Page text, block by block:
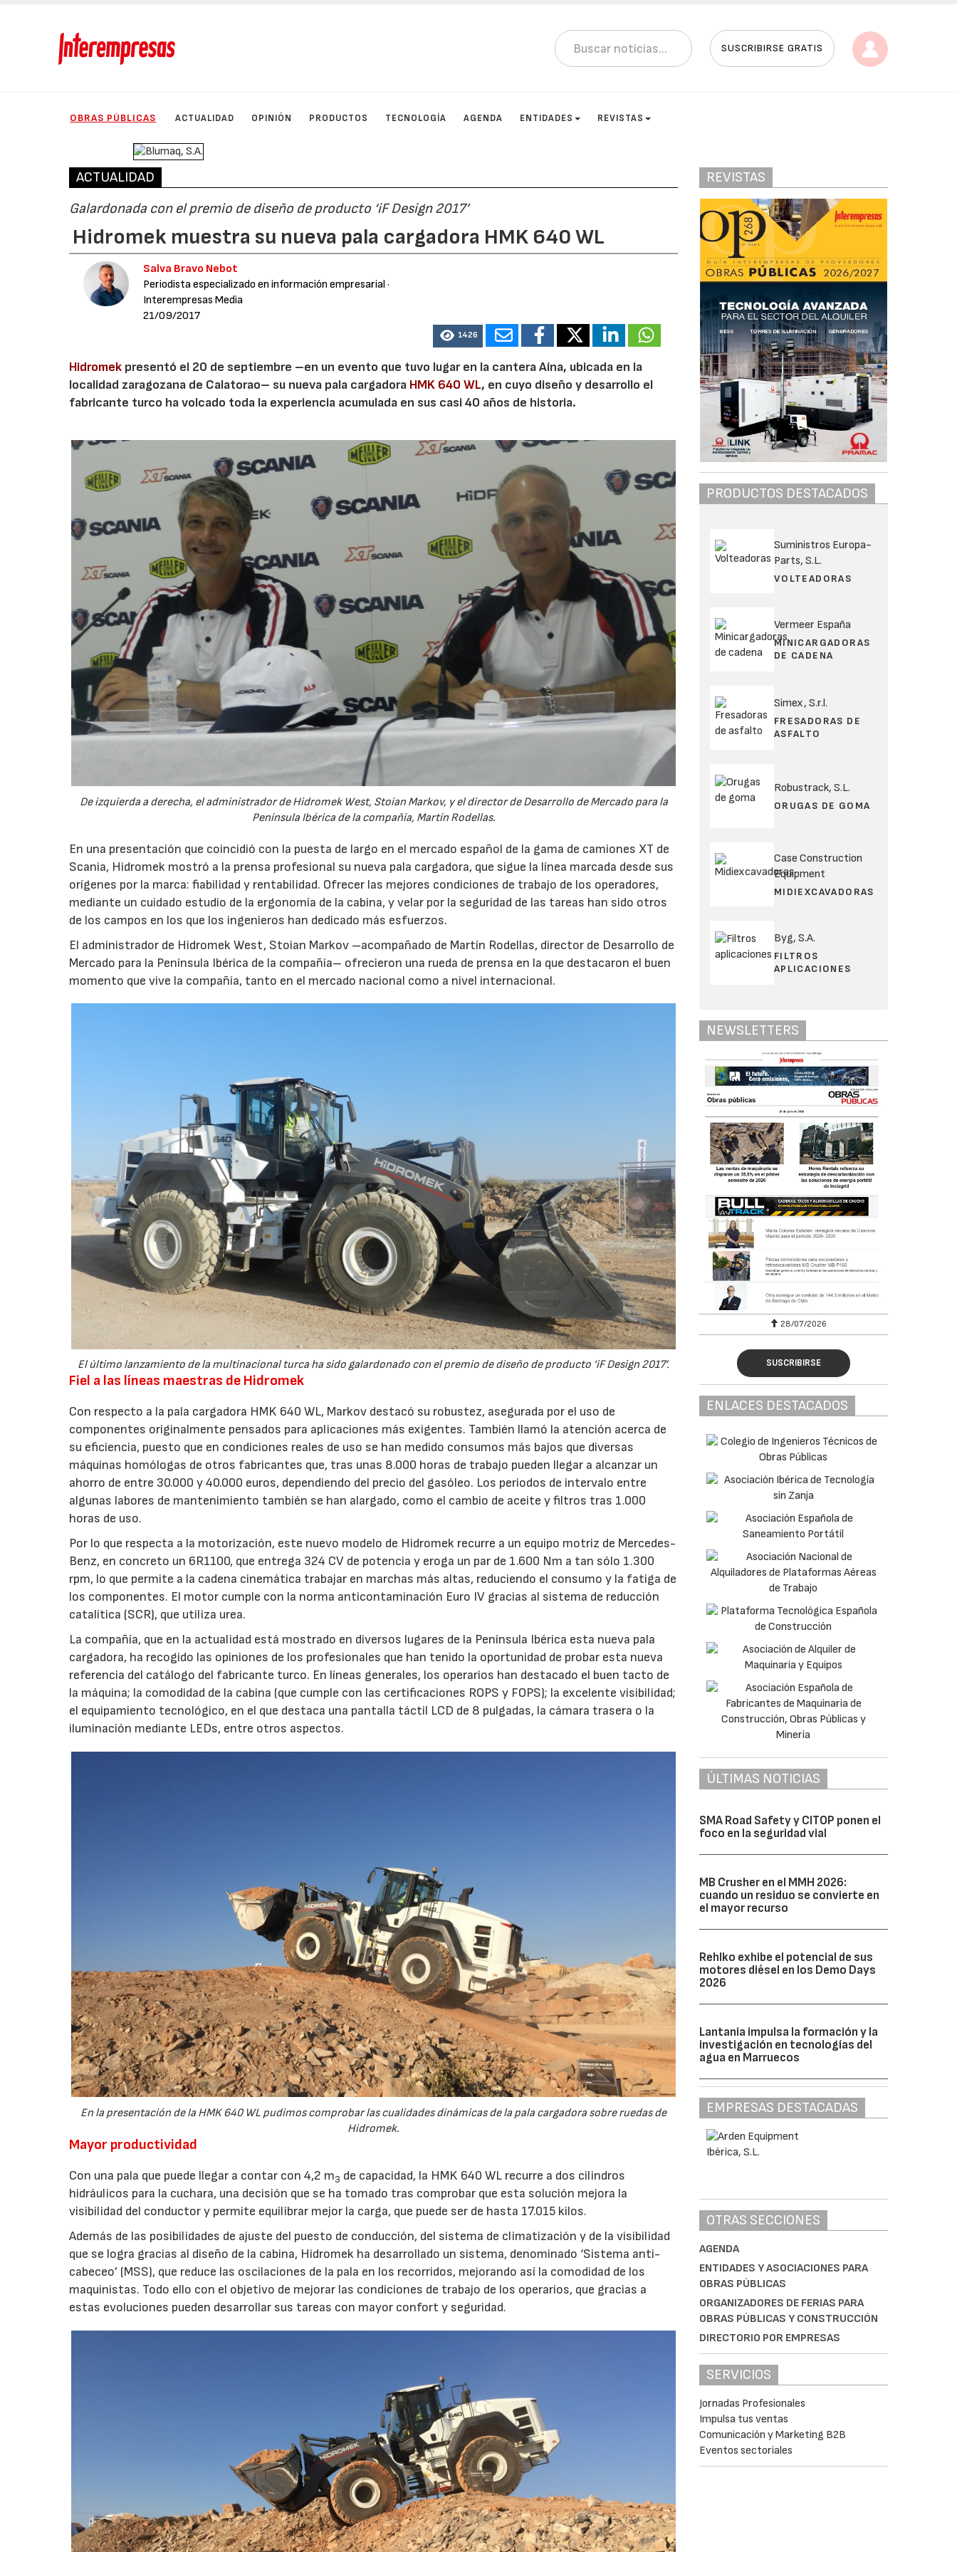
SUSCRIBIRSE GRATIS
OBRAS PÚBLICAS ACTUALIDAD OPINIÓN PRODUCTOS TECNOLOGÍA AGENDA ENTIDADES REVISTAS
ACTUALIDAD
Galardonada con el premio de diseño de producto ‘iF Design 2017’
Hidromek muestra su nueva pala cargadora HMK 640 WL
Salva Bravo Nebot
Periodista especializado en información empresarial·
Interempresas Media
21/09/2017
1426
Hidromek presentó el 20 de septiembre –en un evento que tuvo lugar en la cantera Aína, ubicada en la
localidad zaragozana de Calatorao– su nueva pala cargadora HMK 640 WL, en cuyo diseño y desarrollo el
fabricante turco ha volcado toda la experiencia acumulada en sus casi 40 años de historia.
De izquierda a derecha, el administrador de Hidromek West, Stoian Markov, y el director de Desarrollo de Mercado para la
Península Ibérica de la compañía, Martín Rodellas.
En una presentación que coincidió con la puesta de largo en el mercado español de la gama de camiones XT de
Scania, Hidromek mostró a la prensa profesional su nueva pala cargadora, que sigue la línea marcada desde sus
orígenes por la marca: fiabilidad y rentabilidad. Ofrecer las mejores condiciones de trabajo de los operadores,
mediante un cuidado estudio de la ergonomía de la cabina, y velar por la seguridad de las tareas han sido otros
de los campos en los que los ingenieros han dedicado más esfuerzos.
El administrador de Hidromek West, Stoian Markov –acompañado de Martín Rodellas, director de Desarrollo de
Mercado para la Península Ibérica de la compañía– ofrecieron una rueda de prensa en la que destacaron el buen
momento que vive la compañía, tanto en el mercado nacional como a nivel internacional.
El último lanzamiento de la multinacional turca ha sido galardonado con el premio de diseño de producto ‘iF Design 2017’.
Fiel a las líneas maestras de Hidromek
Con respecto a la pala cargadora HMK 640 WL, Markov destacó su robustez, asegurada por el uso de
componentes originalmente pensados para aplicaciones más exigentes. También llamó la atención acerca de
su eficiencia, puesto que en condiciones reales de uso se han medido consumos más bajos que diversas
máquinas homólogas de otros fabricantes que, tras unas 8.000 horas de trabajo pueden llegar a alcanzar un
ahorro de entre 30.000 y 40.000 euros, dependiendo del precio del gasóleo. Los periodos de intervalo entre
algunas labores de mantenimiento también se han alargado, como el cambio de aceite y filtros tras 1.000
horas de uso.
Por lo que respecta a la motorización, este nuevo modelo de Hidromek recurre a un equipo motriz de Mercedes-
Benz, en concreto un 6R1100, que entrega 324 CV de potencia y eroga un par de 1.600 Nm a tan sólo 1.300
rpm, lo que permite a la cadena cinemática trabajar en marchas más altas, reduciendo el consumo y la fatiga de
los componentes. El motor cumple con la norma anticontaminación Euro IV gracias al sistema de reducción
catalítica (SCR), que utiliza urea.
La compañía, que en la actualidad está mostrado en diversos lugares de la Península Ibérica esta nueva pala
cargadora, ha recogido las opiniones de los profesionales que han tenido la oportunidad de probar esta nueva
referencia del catálogo del fabricante turco. En líneas generales, los operarios han destacado el buen tacto de
la máquina; la comodidad de la cabina (que cumple con las certificaciones ROPS y FOPS); la excelente visibilidad;
el equipamiento tecnológico, en el que destaca una pantalla táctil LCD de 8 pulgadas, la cámara trasera o la
iluminación mediante LEDs, entre otros aspectos.
En la presentación de la HMK 640 WL pudimos comprobar las cualidades dinámicas de la pala cargadora sobre ruedas de
Hidromek.
Mayor productividad
Con una pala que puede llegar a contar con 4,2 m3 de capacidad, la HMK 640 WL recurre a dos cilindros
hidráulicos para la cuchara, una decisión que se ha tomado tras comprobar que esta solución mejora la
visibilidad del conductor y permite equilibrar mejor la carga, que puede ser de hasta 17.015 kilos.
Además de las posibilidades de ajuste del puesto de conducción, del sistema de climatización y de la visibilidad
que se logra gracias al diseño de la cabina, Hidromek ha desarrollado un sistema, denominado ‘Sistema anti-
cabeceo’ (MSS), que reduce las oscilaciones de la pala en los recorridos, mejorando así la comodidad de los
maquinistas. Todo ello con el objetivo de mejorar las condiciones de trabajo de los operarios, que gracias a
estas evoluciones pueden desarrollar sus tareas con mayor confort y seguridad.
REVISTAS
PRODUCTOS DESTACADOS
Suministros Europa-
Parts, S.L.
VOLTEADORAS
Vermeer España
MINICARGADORAS
DE CADENA
Simex, S.r.l.
FRESADORAS DE
ASFALTO
Robustrack, S.L.
ORUGAS DE GOMA
Case Construction
Equipment
MIDIEXCAVADORAS
Byg, S.A.
FILTROS
APLICACIONES
NEWSLETTERS
28/07/2026 30/07/2026 28/07/2026
SUSCRIBIRSE
ENLACES DESTACADOS
ÚLTIMAS NOTICIAS
SMA Road Safety y CITOP ponen el
foco en la seguridad vial
MB Crusher en el MMH 2026:
cuando un residuo se convierte en
el mayor recurso
Rehlko exhibe el potencial de sus
motores diésel en los Demo Days
2026
Lantania impulsa la formación y la
investigación en tecnologías del
agua en Marruecos
EMPRESAS DESTACADAS
OTRAS SECCIONES
AGENDA
ENTIDADES Y ASOCIACIONES PARA
OBRAS PÚBLICAS
ORGANIZADORES DE FERIAS PARA
OBRAS PÚBLICAS Y CONSTRUCCIÓN
DIRECTORIO POR EMPRESAS
SERVICIOS
Jornadas Profesionales
Impulsa tus ventas
Comunicación y Marketing B2B
Eventos sectoriales